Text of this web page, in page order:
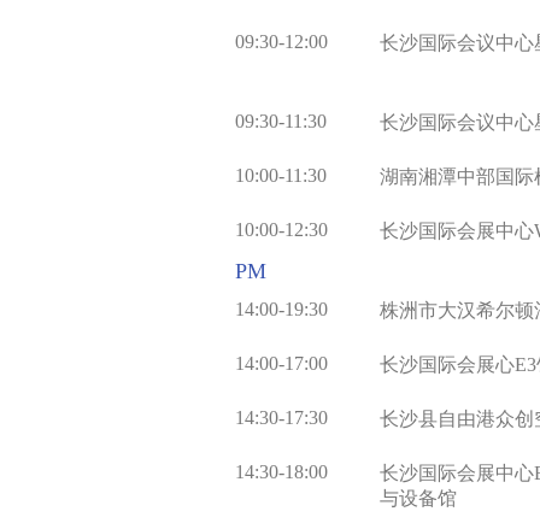
09:30-12:00 长沙国际会议中心
09:30-11:30 长沙国际会议中心
10:00-11:30 湖南湘潭中部国际
10:00-12:30 长沙国际会展中心
PM
14:00-19:30 株洲市大汉希尔
14:00-17:00 长沙国际会展心
14:30-17:30 长沙县自由港众创
14:30-18:00
长沙国际会展中心
与设备馆